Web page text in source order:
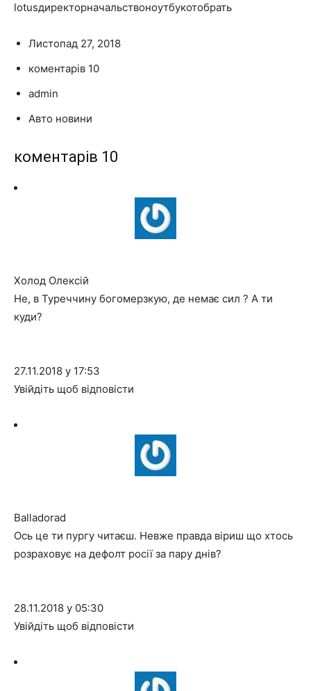
lotusдиректорначальствоноутбукотобрать
Листопад 27, 2018
коментарів 10
admin
Авто новини
коментарів 10
Холод Олексій
Не, в Туреччину богомерзкую, де немає сил ? А ти
куди?
27.11.2018 у 17:53
Увійдіть щоб відповісти
Balladorad
Ось це ти пургу читаєш. Невже правда віриш що хтось
розраховує на дефолт росії за пару днів?
28.11.2018 у 05:30
Увійдіть щоб відповісти